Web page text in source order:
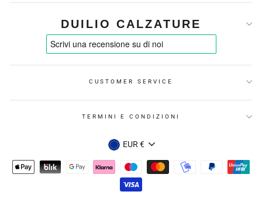
DUILIO CALZATURE
CUSTOMER SERVICE
TERMINI E CONDIZIONI
VALUTA
EUR €